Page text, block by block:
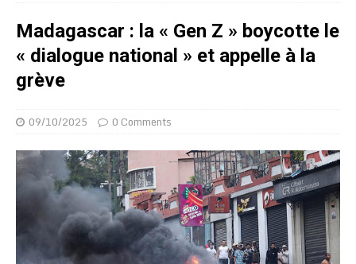
Madagascar : la « Gen Z » boycotte le
« dialogue national » et appelle à la
grève
09/10/2025 0 Comments